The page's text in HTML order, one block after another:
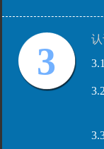
3
3.1
3.2